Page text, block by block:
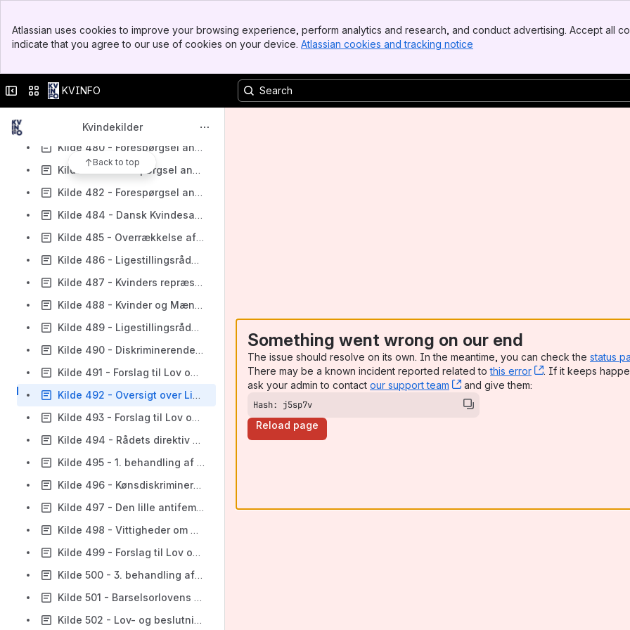
Top Bar
Sidebar
Atlassian uses cookies to improve your browsing experience, perform analytics and research, and conduct advertising. Accept all
indicate that you agree to our use of cookies on your device. Atlassian cookies and tracking notice
Collapse sidebar
Switch sites or apps
KVINFO
Kvindekilder
Back to top
Kilde 475 - Udtalelser: Mindretalsudtalelse af Inga Dahlsgård
Kilde 479 - Forespørgsel angående Kvindekommissionens arbejde (2)
Kilde 480 - Forespørgsel angående Kvindekommissionens arbejde (3)
Kilde 481 - Forespørgsel angående Kvindekommissionens arbejde (4)
Kilde 482 - Forespørgsel angående Kvindekommissionens arbejde (5)
Kilde 484 - Dansk Kvindesamfunds kvindepris: Mathildeprisen
Kilde 485 - Overrækkelse af Mathilde-prisen på Dansk Kvindesamfunds landsmøde 1974
Kilde 486 - Ligestillingsrådets nedsættelse, kommissorium og sammensætning
Kilde 487 - Kvinders repræsentation i råd, nævn, udvalg og kommissioner
Kilde 488 - Kvinder og Mænd - nogle tal
Kilde 489 - Ligestillingsrådets publikationer
Kilde 490 - Diskriminerende annoncer
Kilde 491 - Forslag til Lov om ligestillingsrådet. Vedtaget af folketinget ved 3. behandling den 31. marts 1978
Kilde 492 - Oversigt over Ligestillingsrådets virksomhed
Kilde 493 - Forslag til Lov om ligebehandling af mænd og kvinder med hensyn til beskæftigelse m. v. (Vedtaget af folketinget ved 3. behandling den 31. marts 1978)
Kilde 494 - Rådets direktiv af 9. februar 1976 om gennemførelse af princippet om ligebehandling af mænd og kvinder for så vidt angår adgang til beskæftigelse, erhvervsuddannelse, forfremmelse samt arbejdsvilkår
Kilde 495 - 1. behandling af forslag til lov vedrørende ligebehandling af mænd og kvinder m.m.
Kilde 496 - Kønsdiskriminerende stillingsannoncer
Kilde 497 - Den lille antifeminisme
Kilde 498 - Vittigheder om M/K stillingsannoncer
Kilde 499 - Forslag til Lov om ligestilling mellem mænd og kvinder ved udpegning af medlemmer til offentlige udvalg, kommissioner o. lign 8Vedtaget af folketinget ved 3. behandling den 18. april 1985)
Kilde 500 - 3. behandling af forslag til lov om ligebehandling af mænd og kvinder
Kilde 501 - Barselsorlovens historie i 100 år
Kilde 502 - Lov- og beslutningsforslag som ikke er vedtaget
Something went wrong on our end
The issue should resolve on its own. In the meantime, you can check the status
There may be a known incident reported related tothis error , (opens new
. If it keeps
ask your admin to contact our support team , (opens new window)
and give them:
Hash: j5sp7v
Reload page